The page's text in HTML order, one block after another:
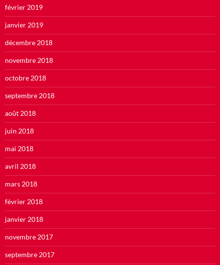
février 2019
janvier 2019
décembre 2018
novembre 2018
octobre 2018
septembre 2018
août 2018
juin 2018
mai 2018
avril 2018
mars 2018
février 2018
janvier 2018
novembre 2017
septembre 2017